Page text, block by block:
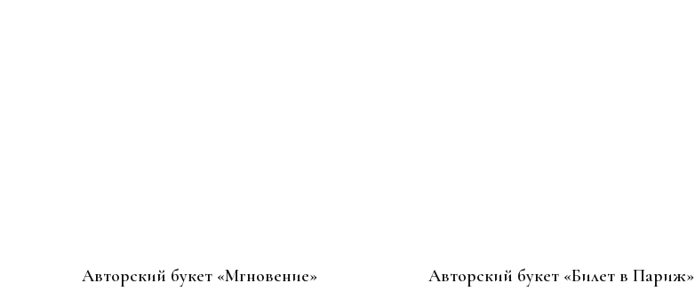
Авторский букет «Мгновение» Авторский букет «Билет в Париж»